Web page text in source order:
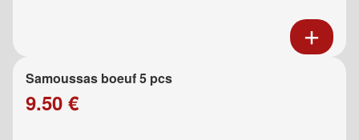
Samoussas boeuf 5 pcs
9.50 €